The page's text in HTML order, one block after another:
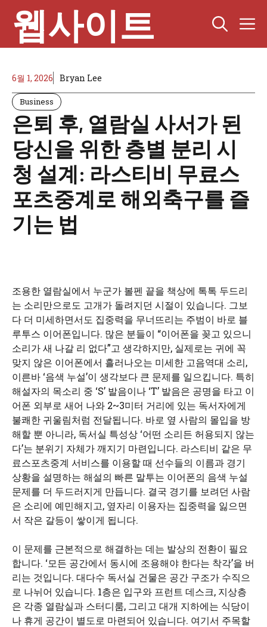
content
웹사이트
6월 1, 2026 Bryan Lee
Business
은퇴 후, 열람실 사서가 된
당신을 위한 층별 분리 시
청 설계: 라스티비 무료스
포츠중계로 해외축구를 즐
기는 법
조용한 열람실에서 누군가 볼펜 끝을 책상에 톡톡 두드리
는 소리만으로도 고개가 돌려지던 시절이 있습니다. 그보
다 더 미세하면서도 집중력을 무너뜨리는 주범이 바로 블
루투스 이어폰입니다. 많은 분들이 “이어폰을 꽂고 있으니
소리가 새 나갈 리 없다”고 생각하지만, 실제로는 귀에 꼭
맞지 않은 이어폰에서 흘러나오는 미세한 고음역대 소리,
이른바 ‘음색 누설’이 생각보다 큰 문제를 일으킵니다. 특히
해설자의 목소리 중 ‘S’ 발음이나 ‘T’ 발음은 공명을 타고 이
어폰 외부로 새어 나와 2~3미터 거리에 있는 독서자에게
불쾌한 귀울림처럼 전달됩니다. 바로 옆 사람의 몰입을 방
해할 뿐 아니라, 독서실 특성상 ‘어떤 소리든 허용되지 않는
다’는 분위기 자체가 깨지기 마련입니다. 라스티비 같은 무
료스포츠중계 서비스를 이용할 때 선수들의 이름과 경기
상황을 설명하는 해설의 빠른 말투는 이어폰의 음색 누설
문제를 더 두드러지게 만듭니다. 결국 경기를 보려던 사람
은 소리에 예민해지고, 옆자리 이용자는 집중력을 잃으면
서 작은 갈등이 쌓이게 됩니다.
이 문제를 근본적으로 해결하는 데는 발상의 전환이 필요
합니다. ‘모든 공간에서 동시에 조용해야 한다는 착각’을 버
리는 것입니다. 대다수 독서실 건물은 공간 구조가 수직으
로 나뉘어 있습니다. 1층은 입구와 프런트 데스크, 지상층
은 각종 열람실과 스터디룸, 그리고 대개 지하에는 식당이
나 휴게 공간이 별도로 마련되어 있습니다. 여기서 주목할